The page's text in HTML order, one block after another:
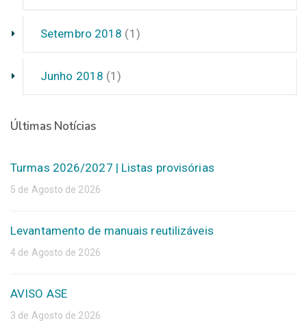
Setembro 2018 (1)
Junho 2018 (1)
Últimas Notícias
Turmas 2026/2027 | Listas provisórias
5 de Agosto de 2026
Levantamento de manuais reutilizáveis
4 de Agosto de 2026
AVISO ASE
3 de Agosto de 2026